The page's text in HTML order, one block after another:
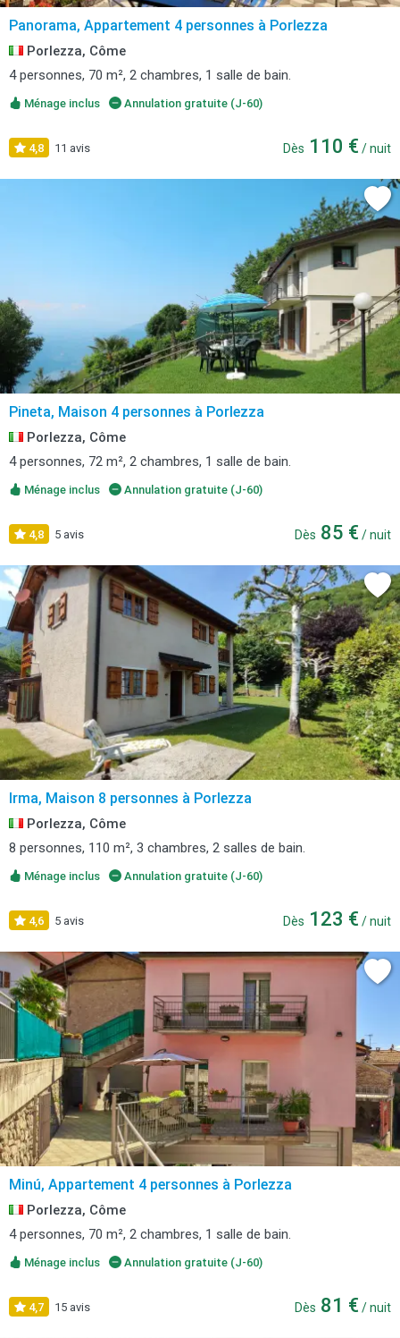
Panorama, Appartement 4 personnes à Porlezza
Porlezza, Côme
4 personnes, 70 m², 2 chambres, 1 salle de bain.
Ménage inclus Annulation gratuite (J-60)
4,8 11 avis Dès 110 € / nuit
Pineta, Maison 4 personnes à Porlezza
Porlezza, Côme
4 personnes, 72 m², 2 chambres, 1 salle de bain.
Ménage inclus Annulation gratuite (J-60)
4,8 5 avis Dès 85 € / nuit
Irma, Maison 8 personnes à Porlezza
Porlezza, Côme
8 personnes, 110 m², 3 chambres, 2 salles de bain.
Ménage inclus Annulation gratuite (J-60)
4,6 5 avis Dès 123 € / nuit
Minú, Appartement 4 personnes à Porlezza
Porlezza, Côme
4 personnes, 70 m², 2 chambres, 1 salle de bain.
Ménage inclus Annulation gratuite (J-60)
4,7 15 avis Dès 81 € / nuit